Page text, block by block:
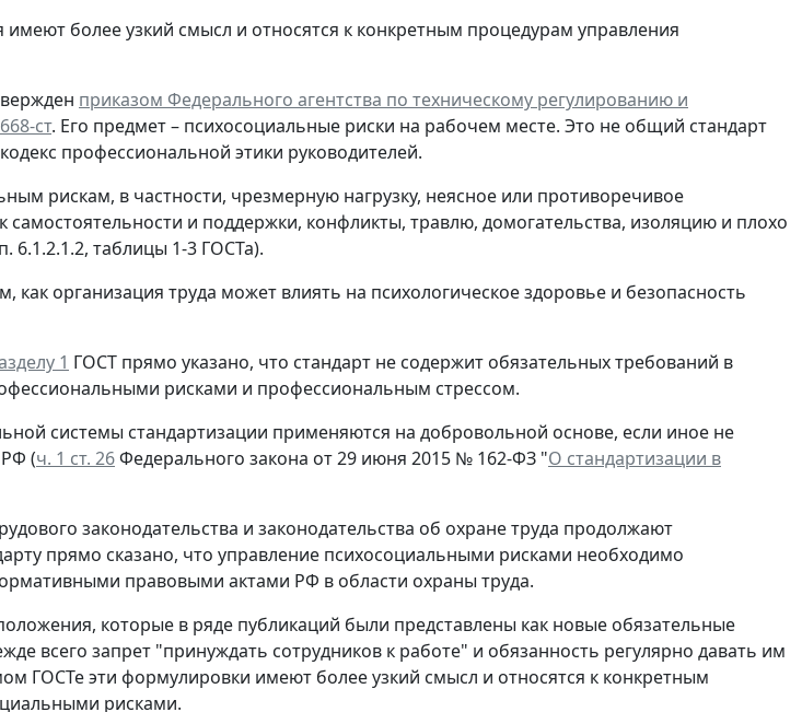
более узкий смысл и относятся к конкретным процедурам управления
приказом Федерального агентства по техническому регулированию и
ст. Его предмет – психосоциальные риски на рабочем месте. Это не общий стандарт
профессиональной этики руководителей.
рискам, в частности, чрезмерную нагрузку, неясное или противоречивое
самостоятельности и поддержки, конфликты, травлю, домогательства, изоляцию и плохо
6.1.2.1.2, таблицы 1-3 ГОСТа).
как организация труда может влиять на психологическое здоровье и безопасность
1 ГОСТ прямо указано, что стандарт не содержит обязательных требований в
рисками и профессиональным стрессом.
системы стандартизации применяются на добровольной основе, если иное не
(ч. 1 ст. 26Федерального закона от 29 июня 2015 № 162-ФЗ "О стандартизации в
законодательства и законодательства об охране труда продолжают
прямо сказано, что управление психосоциальными рисками необходимо
правовыми актами РФ в области охраны труда.
которые в ряде публикаций были представлены как новые обязательные
всего запрет "принуждать сотрудников к работе" и обязанность регулярно давать им
ГОСТе эти формулировки имеют более узкий смысл и относятся к конкретным
рисками.